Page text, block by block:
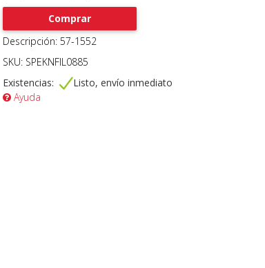
Comprar
Descripción: 57-1552
SKU: SPEKNFIL0885
Existencias:
Listo, envío inmediato
Ayuda